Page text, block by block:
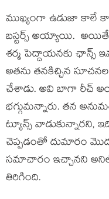
ముఖ్యంగా ఉడుజా కాలే
బస్టర్స్ అయ్యాయి. అయితే
శర్మ పెద్దాయనకు ఛాన్స్
అతను తనకిచ్చిన
చేశాడు. అవి బాగా రీచ్
భగ్గుమన్నారు. తన
ట్యూన్స్
చెప్పడంతో దుమారం
సమాచారం ఇచ్చానని అనిల్
తిరిగింది.